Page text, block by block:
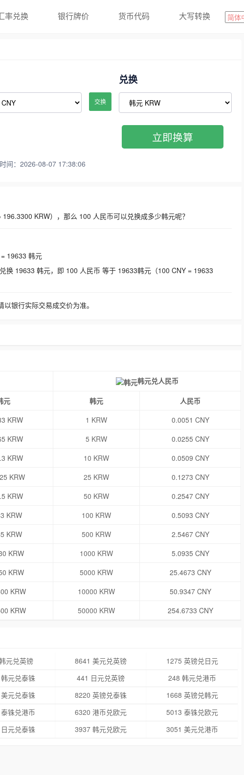
率兑换 银行牌价 货币代码 大写转换
交换
兑换
间：2026-08-07 17:38:06
立即换算
KRW），那么 100 人民币可以兑换成多少韩元呢？
19633 韩元
换 19633 韩元，即 100 人民币 等于 19633韩元（100 CNY = 19633
银行实际交易成交价为准。
韩元兑人民币
元 韩元
人民币
KRW 1 KRW
0.0051 CNY
KRW 5 KRW
0.0255 CNY
KRW 10 KRW
0.0509 CNY
KRW 25 KRW
0.1273 CNY
KRW 50 KRW
0.2547 CNY
KRW 100 KRW
0.5093 CNY
KRW 500 KRW
2.5467 CNY
KRW 1000 KRW
5.0935 CNY
KRW 5000 KRW
25.4673 CNY
KRW 10000 KRW
50.9347 CNY
KRW 50000 KRW 254.6733 CNY
元兑英镑 8641 美元兑英镑
1275 英镑兑日元
元兑泰铢 441 日元兑英镑
248 韩元兑港币
元兑泰铢 8220 英镑兑泰铢
1668 英镑兑韩元
铢兑港币 6320 港币兑欧元
5013 泰铢兑欧元
元兑泰铢 3937 韩元兑欧元 3051 美元兑港币